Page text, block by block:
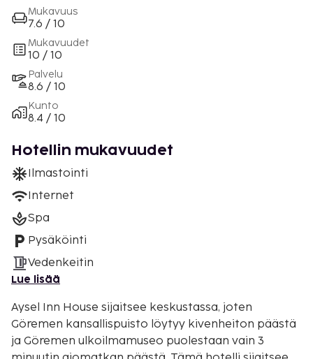
Mukavuus
7.6 / 10
Mukavuudet
10 / 10
Palvelu
8.6 / 10
Kunto
8.4 / 10
Hotellin mukavuudet
Ilmastointi
Internet
Spa
Pysäköinti
Vedenkeitin
Lue lisää
Aysel Inn House sijaitsee keskustassa, joten
Göremen kansallispuisto löytyy kivenheiton päästä
ja Göremen ulkoilmamuseo puolestaan vain 3